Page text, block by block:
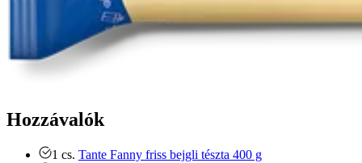
Hozzávalók
1 cs. Tante Fanny friss bejgli tészta 400 g